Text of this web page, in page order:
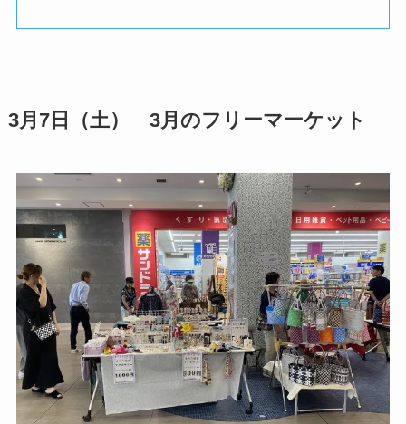
3月7日（土） 3月のフリーマーケット